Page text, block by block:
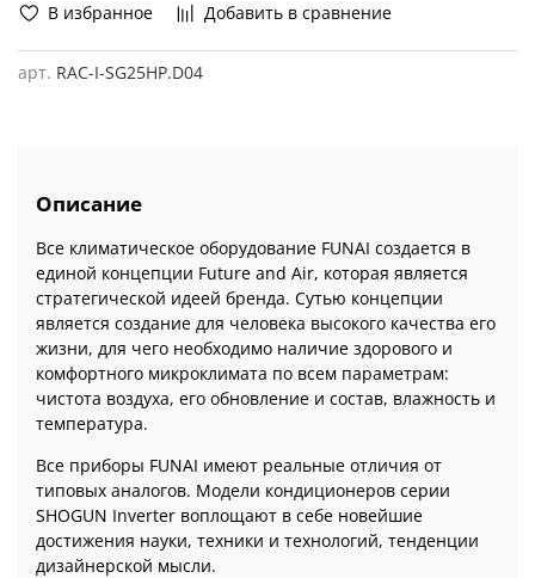
В избранное Добавить в сравнение
арт. RAC-I-SG25HP.D04
Описание
Все климатическое оборудование FUNAI создается в
единой концепции Future and Air, которая является
стратегической идеей бренда. Сутью концепции
является создание для человека высокого качества его
жизни, для чего необходимо наличие здорового и
комфортного микроклимата по всем параметрам:
чистота воздуха, его обновление и состав, влажность и
температура.
Все приборы FUNAI имеют реальные отличия от
типовых аналогов. Модели кондиционеров серии
SHOGUN Inverter воплощают в себе новейшие
достижения науки, техники и технологий, тенденции
дизайнерской мысли.